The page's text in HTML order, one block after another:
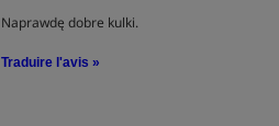
Naprawdę dobre kulki.
Traduire l'avis »